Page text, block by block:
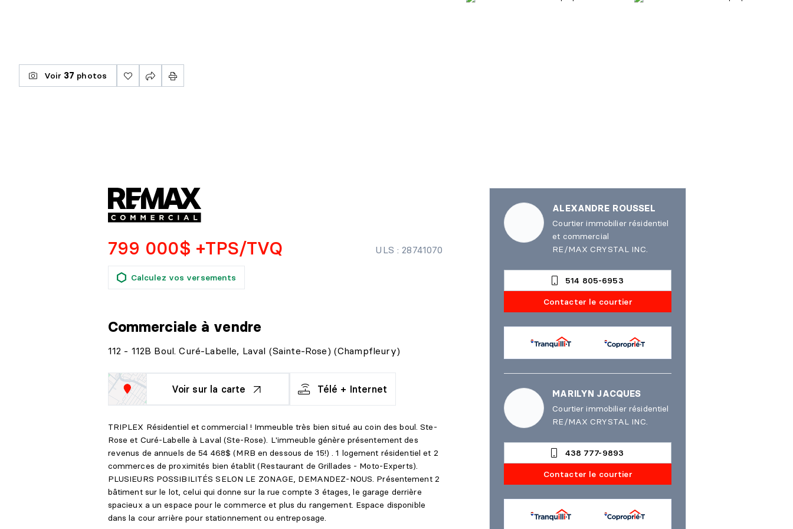
Voir 37 photos
799 000$ +TPS/TVQ
Calculez vos versements
ULS : 28741070
Commerciale à vendre
112 - 112B Boul. Curé-Labelle, Laval (Sainte-Rose) (Champfleury)
Voir sur la carte Télé + Internet
TRIPLEX Résidentiel et commercial ! Immeuble très bien situé au coin des boul. Ste-
Rose et Curé-Labelle à Laval (Ste-Rose). L'immeuble génère présentement des
revenus de annuels de 54 468$ (MRB en dessous de 15!) . 1 logement résidentiel et 2
commerces de proximités bien établit (Restaurant de Grillades - Moto-Experts).
PLUSIEURS POSSIBILITÉS SELON LE ZONAGE, DEMANDEZ-NOUS. Présentement 2
bâtiment sur le lot, celui qui donne sur la rue compte 3 étages, le garage derrière
spacieux a un espace pour le commerce et plus du rangement. Espace disponible
dans la cour arrière pour stationnement ou entreposage.
ALEXANDRE ROUSSEL
Courtier immobilier résidentiel
et commercial
RE/MAX CRYSTAL INC.
514 805-6953
Contacter le courtier
MARILYN JACQUES
Courtier immobilier résidentiel
RE/MAX CRYSTAL INC.
438 777-9893
Contacter le courtier